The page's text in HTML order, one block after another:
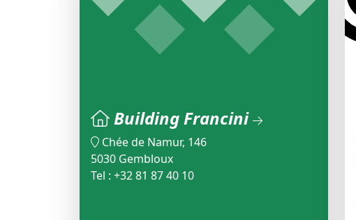
Building Francini
Chée de Namur, 146
5030 Gembloux
Tel : +32 81 87 40 10